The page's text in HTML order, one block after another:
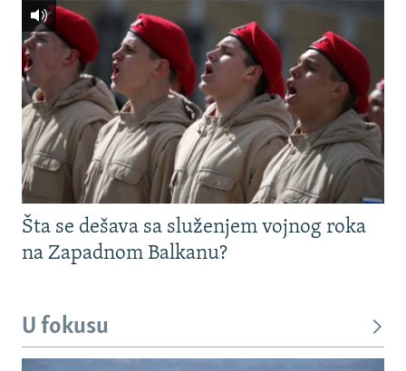
Šta se dešava sa služenjem vojnog roka
na Zapadnom Balkanu?
U fokusu